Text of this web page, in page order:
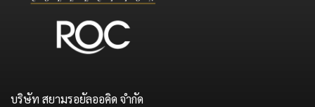
บริษัท สยามรอยัลออคิด จำกัด